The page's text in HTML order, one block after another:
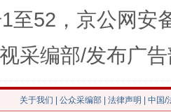
至52，京公网安
采编部/发布广
关于我们 公众采编部 法律声明 | 中国